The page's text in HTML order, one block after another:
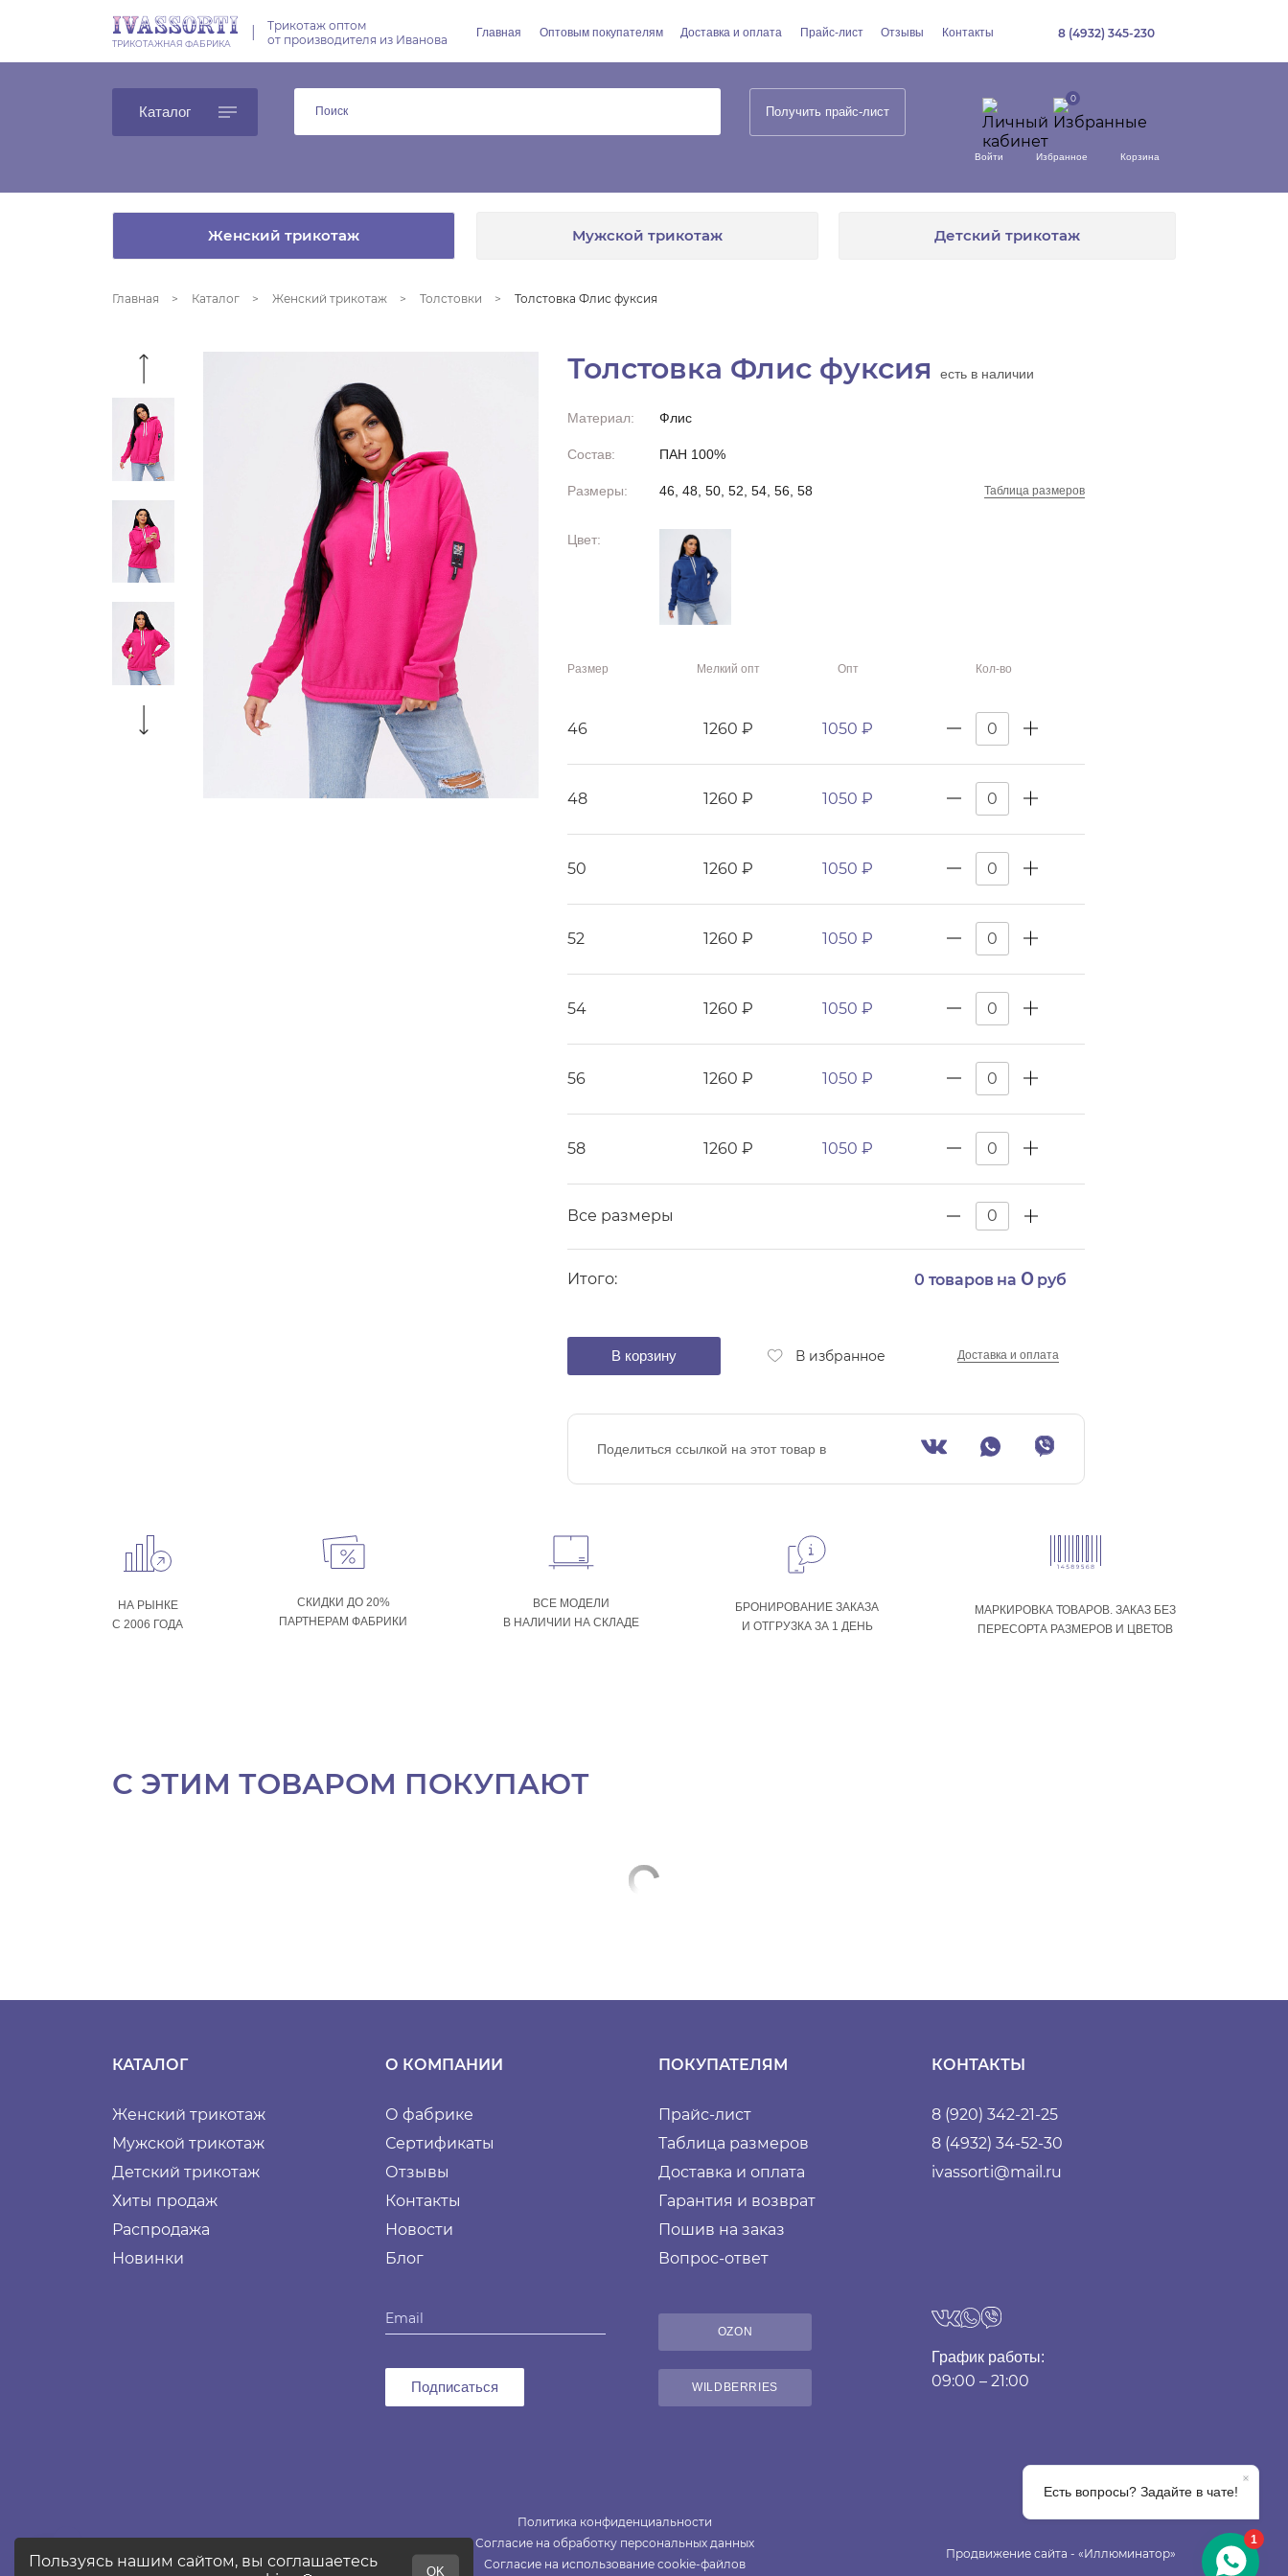
ТРИКОТАЖНАЯ ФАБРИКА
Трикотаж оптом
от производителя из Иванова
Главная Оптовым покупателям Доставка и оплата Прайс-лист Отзывы Контакты 8 (4932) 345-230
Каталог Получить прайс-лист
Войти Избранное Корзина
Женский трикотаж Мужской трикотаж Детский трикотаж
Главная Каталог Женский трикотаж Толстовки Толстовка Флис фуксия
Толстовка Флис фуксия есть в наличии
Материал: Флис
Состав: ПАН 100%
Размеры: 46, 48, 50, 52, 54, 56, 58 Таблица размеров
Цвет:
Размер Мелкий опт Опт Кол-во
46 1260 ₽ 1050 ₽
48 1260 ₽ 1050 ₽
50 1260 ₽ 1050 ₽
52 1260 ₽ 1050 ₽
54 1260 ₽ 1050 ₽
56 1260 ₽ 1050 ₽
58 1260 ₽ 1050 ₽
Все размеры
Итого: 0 товаров на 0руб
В корзину В избранное Доставка и оплата
Поделиться ссылкой на этот товар в
НА РЫНКЕ
С 2006 ГОДА
СКИДКИ ДО 20%
ПАРТНЕРАМ ФАБРИКИ
ВСЕ МОДЕЛИ
В НАЛИЧИИ НА СКЛАДЕ
БРОНИРОВАНИЕ ЗАКАЗА
И ОТГРУЗКА ЗА 1 ДЕНЬ
МАРКИРОВКА ТОВАРОВ. ЗАКАЗ БЕЗ
ПЕРЕСОРТА РАЗМЕРОВ И ЦВЕТОВ
С ЭТИМ ТОВАРОМ ПОКУПАЮТ
КАТАЛОГ
Женский трикотаж
Мужской трикотаж
Детский трикотаж
Хиты продаж
Распродажа
Новинки
О КОМПАНИИ
О фабрике
Сертификаты
Отзывы
Контакты
Новости
Блог
Подписаться
ПОКУПАТЕЛЯМ
Прайс-лист
Таблица размеров
Доставка и оплата
Гарантия и возврат
Пошив на заказ
Вопрос-ответ
OZON
WILDBERRIES
КОНТАКТЫ
8 (920) 342-21-25
8 (4932) 34-52-30
ivassorti@mail.ru
График работы:
09:00 – 21:00
2026 © Все права защищены
Политика конфиденциальности
Согласие на обработку персональных данных
Согласие на использование cookie-файлов
Продвижение сайта - «Иллюминатор»